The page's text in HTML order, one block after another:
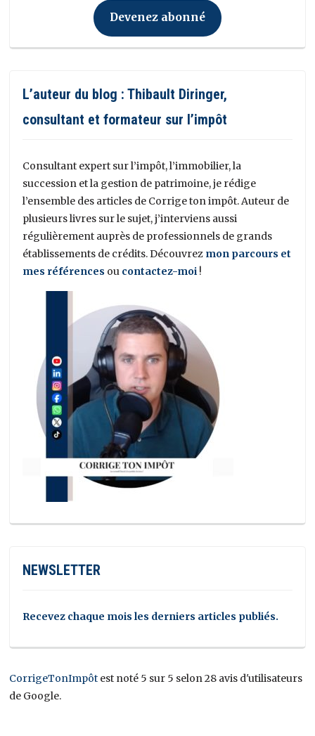
Devenez abonné
L’auteur du blog : Thibault Diringer,
consultant et formateur sur l’impôt
Consultant expert sur l’impôt, l’immobilier, la
succession et la gestion de patrimoine, je rédige
l’ensemble des articles de Corrige ton impôt. Auteur de
plusieurs livres sur le sujet, j’interviens aussi
régulièrement auprès de professionnels de grands
établissements de crédits. Découvrez mon parcours et
mes références ou contactez-moi !
NEWSLETTER
Recevez chaque mois les derniers articles publiés.
CorrigeTonImpôt est noté 5 sur 5 selon 28 avis d'utilisateurs
de Google.